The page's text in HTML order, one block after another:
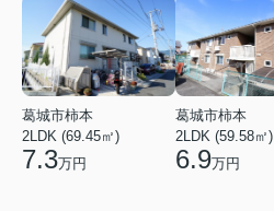
葛城市柿本
2LDK (69.45㎡)
7.3万円
葛城市柿本
2LDK (59.58㎡)
6.9万円